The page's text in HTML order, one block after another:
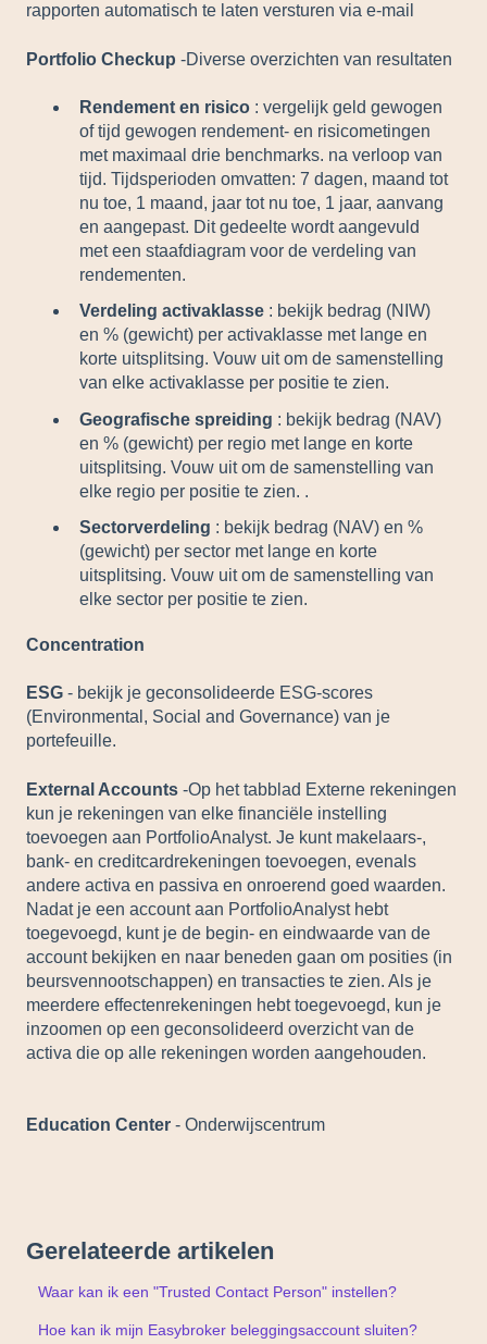
rapporten automatisch te laten versturen via e-mail
Portfolio Checkup -Diverse overzichten van resultaten
Rendement en risico : vergelijk geld gewogen
of tijd gewogen rendement- en risicometingen
met maximaal drie benchmarks. na verloop van
tijd. Tijdsperioden omvatten: 7 dagen, maand tot
nu toe, 1 maand, jaar tot nu toe, 1 jaar, aanvang
en aangepast. Dit gedeelte wordt aangevuld
met een staafdiagram voor de verdeling van
rendementen.
Verdeling activaklasse : bekijk bedrag (NIW)
en % (gewicht) per activaklasse met lange en
korte uitsplitsing. Vouw uit om de samenstelling
van elke activaklasse per positie te zien.
Geografische spreiding : bekijk bedrag (NAV)
en % (gewicht) per regio met lange en korte
uitsplitsing. Vouw uit om de samenstelling van
elke regio per positie te zien. .
Sectorverdeling : bekijk bedrag (NAV) en %
(gewicht) per sector met lange en korte
uitsplitsing. Vouw uit om de samenstelling van
elke sector per positie te zien.
Concentration
ESG - bekijk je geconsolideerde ESG-scores
(Environmental, Social and Governance) van je
portefeuille.
External Accounts -Op het tabblad Externe rekeningen
kun je rekeningen van elke financiële instelling
toevoegen aan PortfolioAnalyst. Je kunt makelaars-,
bank- en creditcardrekeningen toevoegen, evenals
andere activa en passiva en onroerend goed waarden.
Nadat je een account aan PortfolioAnalyst hebt
toegevoegd, kunt je de begin- en eindwaarde van de
account bekijken en naar beneden gaan om posities (in
beursvennootschappen) en transacties te zien. Als je
meerdere effectenrekeningen hebt toegevoegd, kun je
inzoomen op een geconsolideerd overzicht van de
activa die op alle rekeningen worden aangehouden.
Education Center - Onderwijscentrum
Gerelateerde artikelen
Waar kan ik een "Trusted Contact Person" instellen?
Hoe kan ik mijn Easybroker beleggingsaccount sluiten?